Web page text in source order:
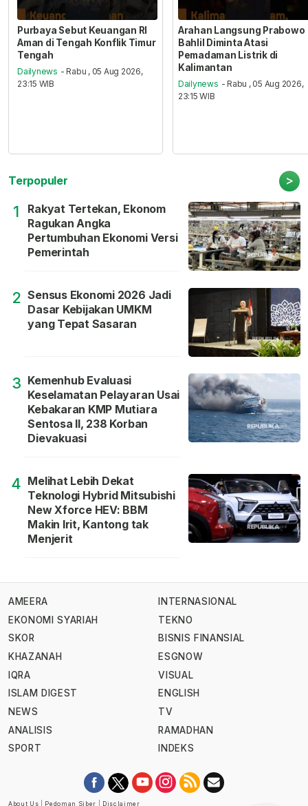
Purbaya Sebut Keuangan RI
Aman di Tengah Konflik Timur
Tengah
Dailynews - Rabu , 05 Aug 2026,
23:15 WIB
Arahan Langsung Prabowo
Bahlil Diminta Atasi
Pemadaman Listrik di
Kalimantan
Dailynews - Rabu , 05 Aug 2026,
23:15 WIB
Terpopuler >
1
Rakyat Tertekan, Ekonom
Ragukan Angka
Pertumbuhan Ekonomi Versi
Pemerintah
2 Sensus Ekonomi 2026 Jadi
Dasar Kebijakan UMKM
yang Tepat Sasaran
3 Kemenhub Evaluasi
Keselamatan Pelayaran Usai
Kebakaran KMP Mutiara
Sentosa II, 238 Korban
Dievakuasi
4 Melihat Lebih Dekat
Teknologi Hybrid Mitsubishi
New Xforce HEV: BBM
Makin Irit, Kantong tak
Menjerit
AMEERA
EKONOMI SYARIAH
SKOR
KHAZANAH
IQRA
ISLAM DIGEST
NEWS
ANALISIS
SPORT
INTERNASIONAL
TEKNO
BISNIS FINANSIAL
ESGNOW
VISUAL
ENGLISH
TV
RAMADHAN
INDEKS
About Us Pedoman Siber Disclaimer